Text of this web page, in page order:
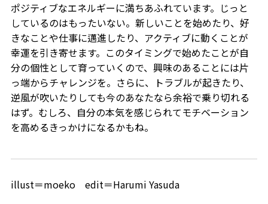
ポジティブなエネルギーに満ちあふれています。じっと
しているのはもったいない。新しいことを始めたり、好
きなことや仕事に邁進したり、アクティブに動くことが
幸運を引き寄せます。このタイミングで始めたことが自
分の個性として育っていくので、興味のあることには片
っ端からチャレンジを。さらに、トラブルが起きたり、
逆風が吹いたりしても今のあなたなら余裕で乗り切れる
はず。むしろ、自分の本気を感じられてモチベーション
を高めるきっかけになるかもね。
illust＝moeko edit＝Harumi Yasuda